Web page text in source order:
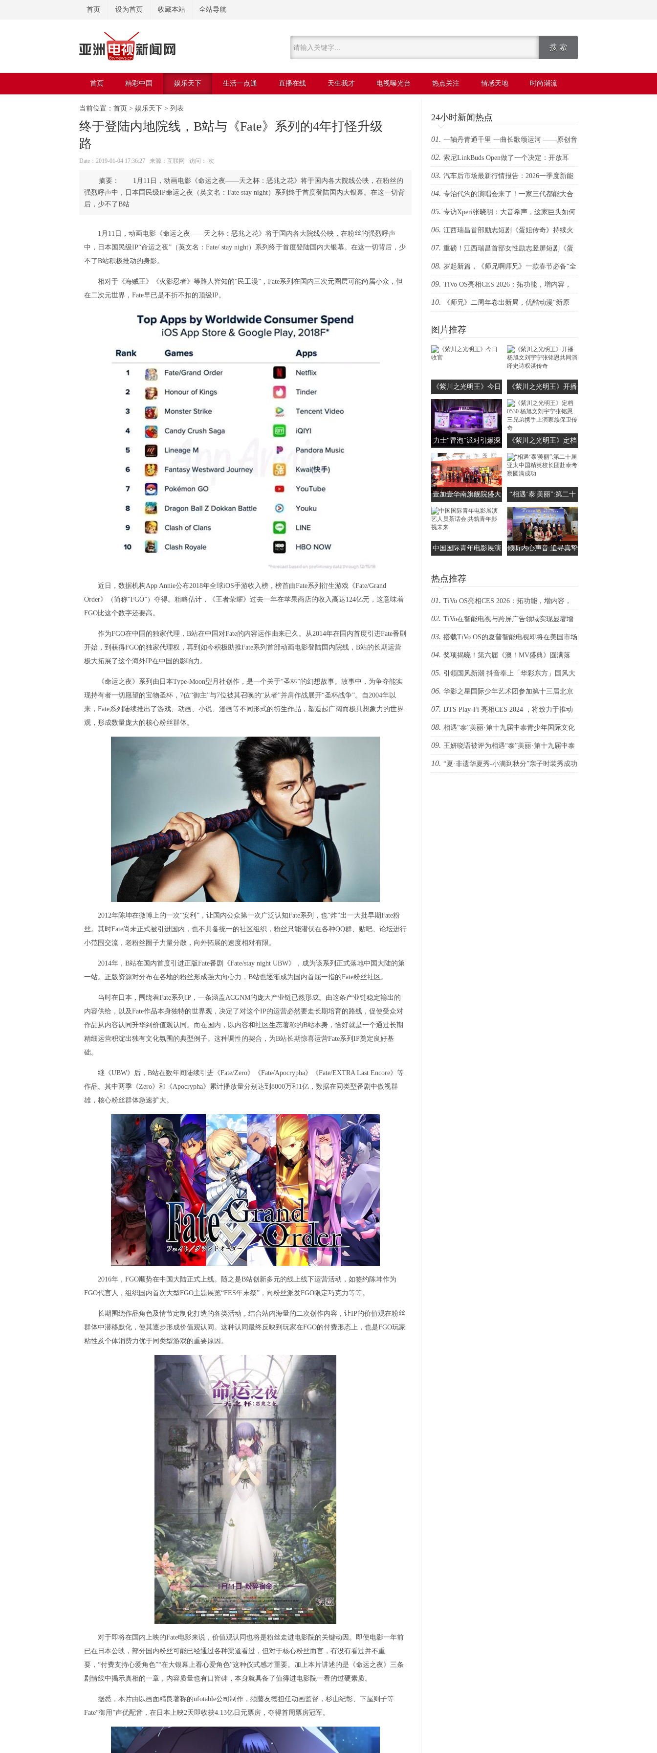
首页 设为首页 收藏本站 全站导航
首页 精彩中国 娱乐天下 生活一点通 直播在线 天生我才 电视曝光台 热点关注 情感天地 时尚潮流
美容美体
当前位置： 首页 > 娱乐天下 > 列表
终于登陆内地院线，B站与《Fate》系列的4年打怪升级
路
Date：2019-01-04 17:36:27 来源：互联网 访问： 次
1月11日，动画电影《命运之夜——天之杯：恶兆之花》将于国内各大院线公映，在粉丝的
强烈呼声中，日本国民级IP命运之夜（英文名：Fate stay night）系列终于首度登陆国内大银幕。在这一切背
后，少不了B站
1月11日，动画电影《命运之夜——天之杯：恶兆之花》将于国内各大院线公映，在粉丝的强烈呼声
中，日本国民级IP“命运之夜”（英文名：Fate/ stay night）系列终于首度登陆国内大银幕。在这一切背后，少
不了B站积极推动的身影。
相对于《海贼王》《火影忍者》等路人皆知的“民工漫”，Fate系列在国内三次元圈层可能尚属小众，但
在二次元世界，Fate早已是不折不扣的顶级IP。
近日，数据机构App Annie公布2018年全球iOS手游收入榜，榜首由Fate系列衍生游戏《Fate/Grand
Order》（简称“FGO”）夺得。粗略估计，《王者荣耀》过去一年在苹果商店的收入高达124亿元，这意味着
FGO比这个数字还要高。
作为FGO在中国的独家代理，B站在中国对Fate的内容运作由来已久。从2014年在国内首度引进Fate番剧
开始，到获得FGO的独家代理权，再到如今积极助推Fate系列首部动画电影登陆国内院线，B站的长期运营
极大拓展了这个海外IP在中国的影响力。
《命运之夜》系列由日本Type-Moon型月社创作，是一个关于“圣杯”的幻想故事。故事中，为争夺能实
现持有者一切愿望的宝物圣杯，7位“御主”与7位被其召唤的“从者”并肩作战展开“圣杯战争”。自2004年以
来，Fate系列陆续推出了游戏、动画、小说、漫画等不同形式的衍生作品，塑造起广阔而极具想象力的世界
观，形成数量庞大的核心粉丝群体。
2012年陈坤在微博上的一次“安利”，让国内公众第一次广泛认知Fate系列，也“炸”出一大批早期Fate粉
丝。其时Fate尚未正式被引进国内，也不具备统一的社区组织，粉丝只能潜伏在各种QQ群、贴吧、论坛进行
小范围交流，老粉丝圈子力量分散，向外拓展的速度相对有限。
2014年，B站在国内首度引进正版Fate番剧《Fate/stay night UBW》，成为该系列正式落地中国大陆的第
一站。正版资源对分布在各地的粉丝形成强大向心力，B站也逐渐成为国内首屈一指的Fate粉丝社区。
当时在日本，围绕着Fate系列IP，一条涵盖ACGNM的庞大产业链已然形成。由这条产业链稳定输出的
内容供给，以及Fate作品本身独特的世界观，决定了对这个IP的运营必然要走长期培育的路线，促使受众对
作品从内容认同升华到价值观认同。而在国内，以内容和社区生态著称的B站本身，恰好就是一个通过长期
精细运营积淀出独有文化氛围的典型例子。这种调性的契合，为B站长期惊喜运营Fate系列IP奠定良好基
础。
继《UBW》后，B站在数年间陆续引进《Fate/Zero》《Fate/Apocrypha》《Fate/EXTRA Last Encore》等
作品。其中两季《Zero》和《Apocrypha》累计播放量分别达到8000万和1亿，数据在同类型番剧中傲视群
雄，核心粉丝群体急速扩大。
2016年，FGO顺势在中国大陆正式上线。随之是B站创新多元的线上线下运营活动，如签约陈坤作为
FGO代言人，组织国内首次大型FGO主题展览“FES年末祭”，向粉丝派发FGO限定巧克力等等。
长期围绕作品角色及情节定制化打造的各类活动，结合站内海量的二次创作内容，让IP的价值观在粉丝
群体中潜移默化，使其逐步形成价值观认同。这种认同最终反映到玩家在FGO的付费形态上，也是FGO玩家
粘性及个体消费力优于同类型游戏的重要原因。
对于即将在国内上映的Fate电影来说，价值观认同也将是粉丝走进电影院的关键动因。即便电影一年前
已在日本公映，部分国内粉丝可能已经通过各种渠道看过，但对于核心粉丝而言，有没有看过并不重
要，“付费支持心爱角色”“在大银幕上看心爱角色”这种仪式感才重要。加上本片讲述的是《命运之夜》三条
剧情线中揭示真相的一章，内容质量也有口皆碑，本身就具备了值得进电影院一看的过硬素质。
据悉，本片由以画面精良著称的ufotable公司制作，须藤友徳担任动画监督，杉山纪彰、下屋则子等
Fate“御用”声优配音，在日本上映2天即收获4.13亿日元票房，夺得首周票房冠军。
24小时新闻热点
01. 一轴丹青通千里 一曲长歌颂运河 ——原创音
乐剧《天地运河情之千里丹青》津门启幕展卷
02. 索尼LinkBuds Open做了一个决定：开放耳
朵，世界更精彩
03. 汽车后市场最新行情报告：2026一季度新能
源维保台次暴涨20%，小米、问界成增长黑马
04. 专治代沟的演唱会来了！一家三代都能大合
唱
05. 专访Xperi张晓明：大音希声，这家巨头如何
重构你的全场景视听
06. 江西瑞昌首部励志短剧《蛋姐传奇》持续火
爆！双平台数据刷新纪录，见证本土力量
07. 重磅！江西瑞昌首部女性励志竖屏短剧《蛋
姐传奇》定档三八节
08. 岁起新篇，《师兄啊师兄》一款春节必备“全
家欢”国漫！
09. TiVo OS亮相CES 2026：拓功能，增内容，
扩生态
10. 《师兄》二周年卷出新局，优酷动漫“新原
图片推荐
《紫川之光明王》今日
收官
《紫川之光明王》开播
杨旭文刘宇宁张铭恩共
同演绎史诗权谋传奇
力士“冒泡”派对引爆深
圳 田曦薇带你解锁4款
留香沐浴新范式
《紫川之光明王》定档
0530 杨旭文刘宇宁张铭
恩三兄弟携手上演家族
壹加壹华南旗舰院盛大
启航，国际医师部抗衰
中心崭新亮相
“相遇‘泰'美丽”:第二十
届亚太中国精英校长团
赴泰考察圆满成功
中国国际青年电影展演
影视未来
倾听内心声音 追寻真挚
热点推荐
01. TiVo OS亮相CES 2026：拓功能，增内容，
扩生态
02. TiVo在智能电视与跨屏广告领域实现显著增
长里程碑
03. 搭载TiVo OS的夏普智能电视即将在美国市场
发布
04. 奖项揭晓！第六届《澳！MV盛典》圆满落
幕！
05. 引领国风新潮 抖音奉上「华彩东方」国风大
餐
06. 华影之星国际少年艺术团参加第十三届北京
国际网络电影展，传承电影梦
07. DTS Play-Fi 亮相CES 2024 ，将致力于推动
家庭影院发展
08. 相遇“泰”美丽·第十九届中泰青少年国际文化
艺术季圆满成功
09. 王妍晓语被评为相遇“泰”美丽·第十九届中泰
青少年国际文化艺术季外交小天使
10. “夏·非遗华夏秀-小满到秋分”亲子时装秀成功